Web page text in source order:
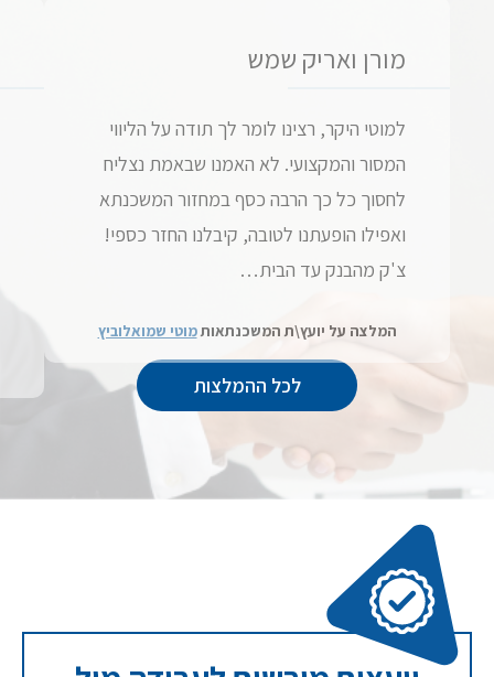
לכל ההמלצות
מורן ואריק שמש
למוטי היקר, רצינו לומר לך תודה על הליווי
המסור והמקצועי. לא האמנו שבאמת נצליח
לחסוך כל כך הרבה כסף במחזור המשכנתא
ואפילו הופעתנו לטובה, קיבלנו החזר כספי!
צ'ק מהבנק עד הבית…
המלצה על יועץ\ת המשכנתאותמוטי שמואלוביץ